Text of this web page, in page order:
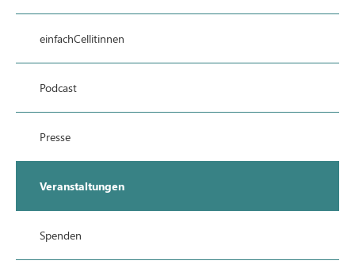
einfachCellitinnen
Podcast
Presse
Veranstaltungen
Spenden